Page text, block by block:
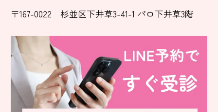
〒167-0022 杉並区下井草3-41-1 パロ下井草3階